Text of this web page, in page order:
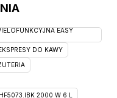
EASY
EKSPRESY DO KAWY
2000 W 6 L